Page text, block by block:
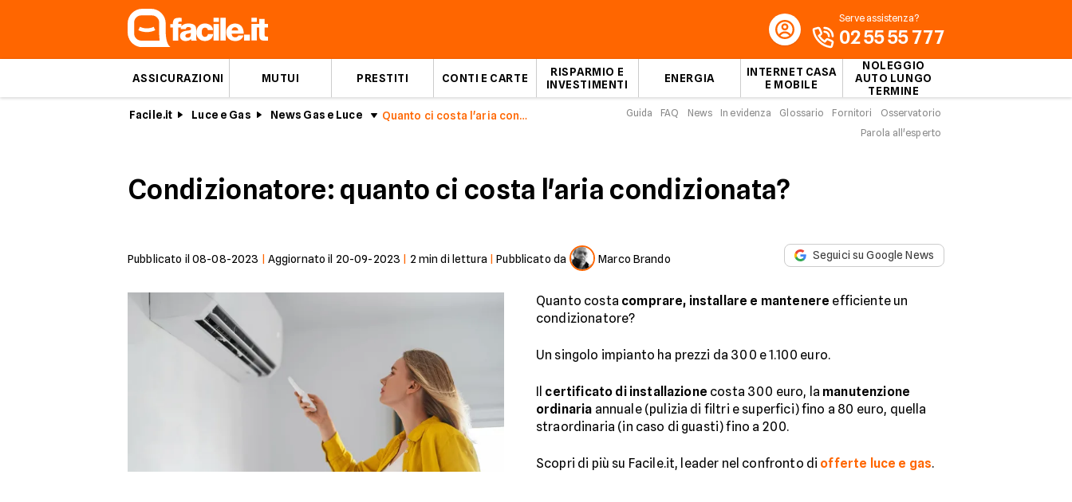
ASSICURAZIONI MUTUI PRESTITI CONTI E CARTE
RISPARMIO E
INVESTIMENTI
ENERGIA
INTERNET CASA
E MOBILE
NOLEGGIO
AUTO LUNGO
TERMINE
Serve assistenza?
02 55 55 777
Facile.it Luce e Gas News Gas e Luce Quanto ci costa l'aria condizionata? Guida FAQ News In evidenza Glossario Fornitori
Osservatorio
Parola all'esperto
Condizionatore: quanto ci costa l'aria condizionata?
Pubblicato il 08-08-2023 Aggiornato il 20-09-2023 2 min di lettura |Pubblicato da Marco Brando Seguici su Google News
Quanto costa comprare, installare e mantenere efficiente un
condizionatore?
Un singolo impianto ha prezzi da 300 e 1.100 euro.
Il certificato di installazione costa 300 euro, la manutenzione
ordinaria annuale (pulizia di filtri e superfici) fino a 80 euro, quella
straordinaria (in caso di guasti) fino a 200.
Scopri di più su Facile.it, leader nel confronto di offerte luce e gas.